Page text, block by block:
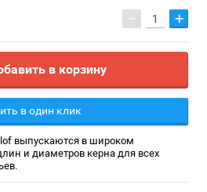
− +
в корзину
в один клик
выпускаются в широком
и диаметров керна для всех